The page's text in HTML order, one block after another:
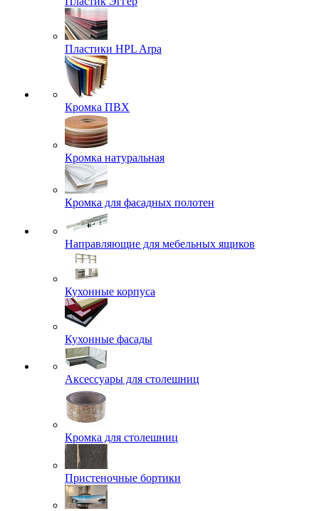
Пластики HPL Arpa
Кромка ПВХ
Кромка натуральная
Кромка для фасадных полотен
Направляющие для мебельных ящиков
Кухонные корпуса
Кухонные фасады
Аксессуары для столешниц
Кромка для столешниц
Пристеночные бортики